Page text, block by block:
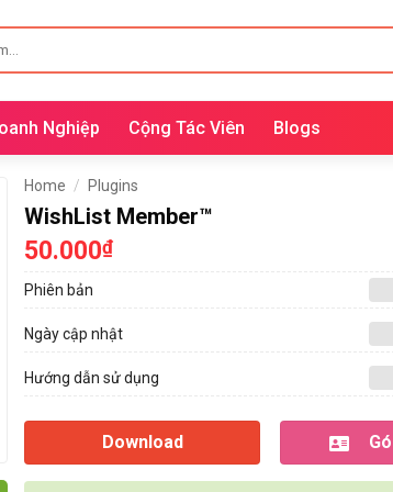
Nghiệp Cộng Tác Viên Blogs
Home / Plugins
WishList Member™
50.000₫
Phiên bản
Ngày cập nhật
Hướng dẫn sử dụng
Download